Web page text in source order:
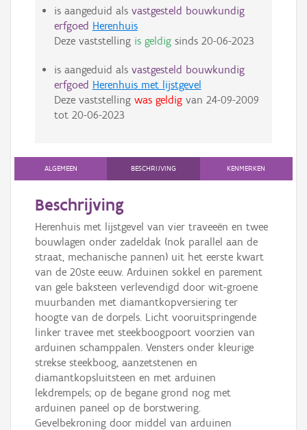
is aangeduid als vastgesteld bouwkundig
erfgoed Herenhuis
Deze vaststelling is geldigsinds 20-06-2023
is aangeduid als vastgesteld bouwkundig
erfgoed Herenhuis met lijstgevel
Deze vaststelling was geldigvan 24-09-2009
tot 20-06-2023
ALGEMEEN BESCHRIJVING KENMERKEN
Beschrijving
Herenhuis met lijstgevel van vier traveeën en twee
bouwlagen onder zadeldak (nok parallel aan de
straat, mechanische pannen) uit het eerste kwart
van de 20ste eeuw. Arduinen sokkel en parement
van gele baksteen verlevendigd door wit-groene
muurbanden met diamantkopversiering ter
hoogte van de dorpels. Licht vooruitspringende
linker travee met steekboogpoort voorzien van
arduinen schamppalen. Vensters onder kleurige
strekse steekboog, aanzetstenen en
diamantkopsluitsteen en met arduinen
lekdrempels; op de begane grond nog met
arduinen paneel op de borstwering.
Gevelbekroning door middel van arduinen